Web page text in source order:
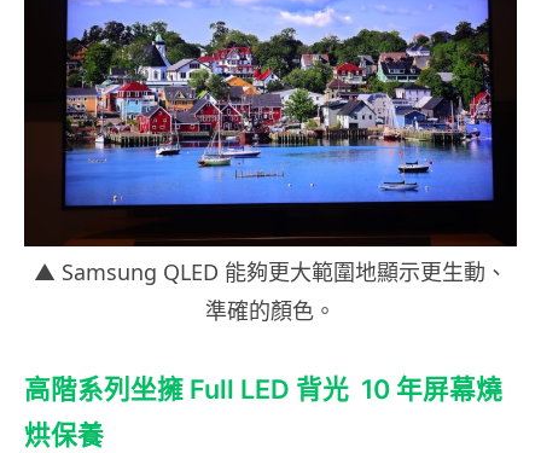
▲ Samsung QLED 能夠更大範圍地顯示更生動、
準確的顏色。
高階系列坐擁 Full LED 背光 10 年屏幕燒
烘保養